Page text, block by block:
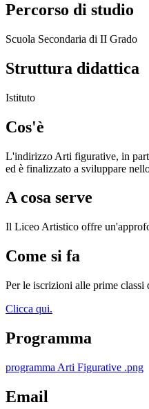
Percorso di studio
Scuola Secondaria di II Grado
Struttura didattica
Istituto
Cos'è
L'indirizzo Arti figurative, in
ed è finalizzato a sviluppare
A cosa serve
Il Liceo Artistico offre
Come si fa
Per le iscrizioni alle prime
Clicca qui.
Programma
programma Arti Figurative .png
Email